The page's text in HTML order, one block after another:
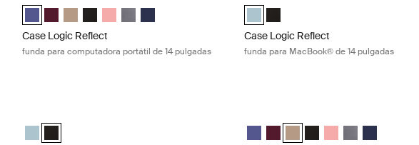
Case Logic Reflect 14" Laptop Sleeve Púrpura concentrado (selected)
Case Logic Reflect 14" Laptop Sleeve Rojo tenue
Case Logic Reflect 14" Laptop Sleeve Boulder Beige
Case Logic Reflect 14" Laptop Sleeve Negro
Case Logic Reflect 14" Laptop Sleeve Pomelo Pink
Case Logic Reflect 14" Laptop Sleeve Grafito
Case Logic Reflect 14" Laptop Sleeve Dark Blue
Case Logic Reflect
funda para computadora portátil de 14 pulgadas
Case Logic Reflect 14" MacBook®
Case Logic Reflect 14"
Case Logic Reflect
funda para MacBook® de 14 pulgadas
Case Logic Reflect 14" MacBook® Sleeve Gentle Blue
Case Logic Reflect 14" MacBook® Sleeve Negro (selected)Case Logic Reflect 14" Laptop
Case Logic Reflect 14" Laptop
Case Logic Reflect 14"
Case Logic Reflect 14"
Case Logic Reflect
Case Logic
Case Logic